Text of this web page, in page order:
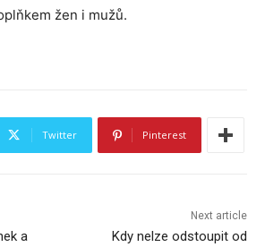
žen i mužů.
Twitter Pinterest
a
Next article
Kdy nelze odstoupit od